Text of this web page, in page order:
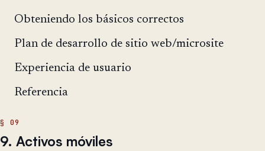
Obteniendo los básicos correctos
Plan de desarrollo de sitio web/microsite
Experiencia de usuario
Referencia
9. Activos móviles